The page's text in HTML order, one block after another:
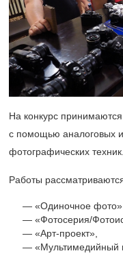
На конкурс
с помощью аналоговых
фотографических
Работы
«Одиночное фото»
«Фотосерия/
«Арт-проект»,
«Мультимедийный